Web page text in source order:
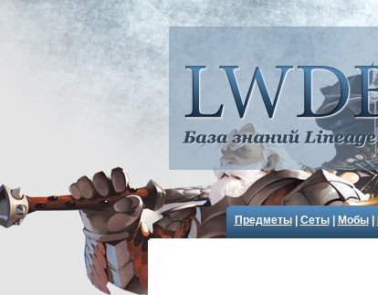
Предметы| Сеты| Мобы|